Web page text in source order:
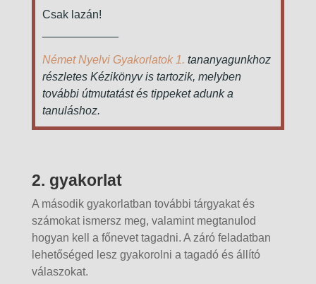
Csak lazán!
Német Nyelvi Gyakorlatok 1. tananyagunkhoz
részletes Kézikönyv is tartozik, melyben
további útmutatást és tippeket adunk a
tanuláshoz.
2. gyakorlat
A második gyakorlatban további tárgyakat és
számokat ismersz meg, valamint megtanulod
hogyan kell a főnevet tagadni. A záró feladatban
lehetőséged lesz gyakorolni a tagadó és állító
válaszokat.